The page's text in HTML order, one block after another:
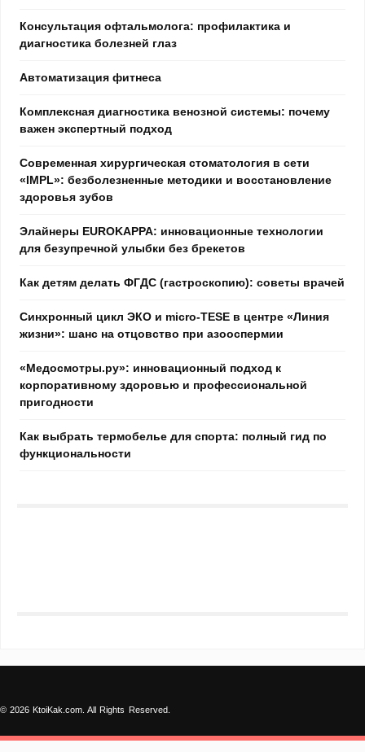
Консультация офтальмолога: профилактика и
диагностика болезней глаз
Автоматизация фитнеса
Комплексная диагностика венозной системы: почему
важен экспертный подход
Современная хирургическая стоматология в сети
«IMPL»: безболезненные методики и восстановление
здоровья зубов
Элайнеры EUROKAPPA: инновационные технологии
для безупречной улыбки без брекетов
Как детям делать ФГДС (гастроскопию): советы врачей
Синхронный цикл ЭКО и micro-TESE в центре «Линия
жизни»: шанс на отцовство при азооспермии
«Медосмотры.ру»: инновационный подход к
корпоративному здоровью и профессиональной
пригодности
Как выбрать термобелье для спорта: полный гид по
функциональности
© 2026 KtoiKak.com. All Rights Reserved.